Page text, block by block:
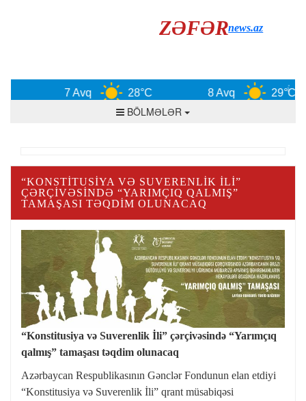
ZƏFƏRnews.az
7 Avq 28°C 8 Avq 29°C
BÖLMƏLƏR
“KONSTITUSIYA VƏ SUVERENLIK İLI”
ÇƏRÇIVƏSINDƏ “YARIMÇIQ QALMIŞ”
TAMAŞASI TƏQDIM OLUNACAQ
“Konstitusiya və Suverenlik İli” çərçivəsində “Yarımçıq
qalmış” tamaşası təqdim olunacaq
Azərbaycan Respublikasının Gənclər Fondunun elan etdiyi
“Konstitusiya və Suverenlik İli” qrant müsabiqəsi